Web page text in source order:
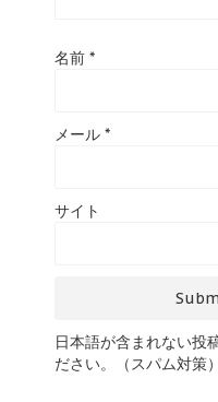
名前 *
メール *
サイト
日本語が含まれない投
ださい。（スパム対策）